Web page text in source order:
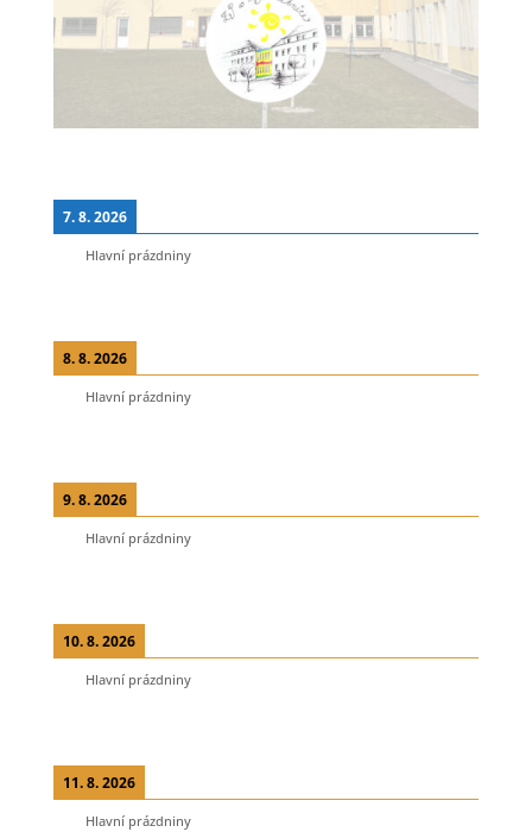
7. 8. 2026
Hlavní prázdniny
8. 8. 2026
Hlavní prázdniny
9. 8. 2026
Hlavní prázdniny
10. 8. 2026
Hlavní prázdniny
11. 8. 2026
Hlavní prázdniny